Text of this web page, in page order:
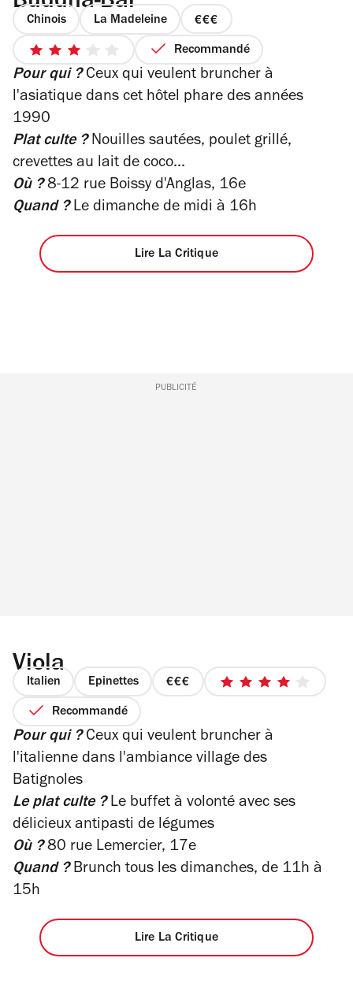
Chinois La Madeleine
prix
3
3
sur
5
Recommandé
Pour qui ?Ceux qui veulent bruncher à
l'asiatique dans cet hôtel phare des années
1990
Plat culte ? Nouilles sautées, poulet grillé,
crevettes au lait de coco...
Où ?8-12 rue Boissy d'Anglas, 16e
Quand ?Le dimanche de midi à 16h
Lire La Critique
PUBLICITÉ
Viola
Italien Epinettes
prix
sur
4
5
Recommandé
Pour qui ?Ceux qui veulent bruncher à
l'italienne dans l'ambiance village des
Batignoles
Le plat culte ? Le buffet à volonté avec ses
délicieux antipasti de légumes
Où ?80 rue Lemercier, 17e
Quand ?Brunch tous les dimanches, de 11h à
15h
Lire La Critique